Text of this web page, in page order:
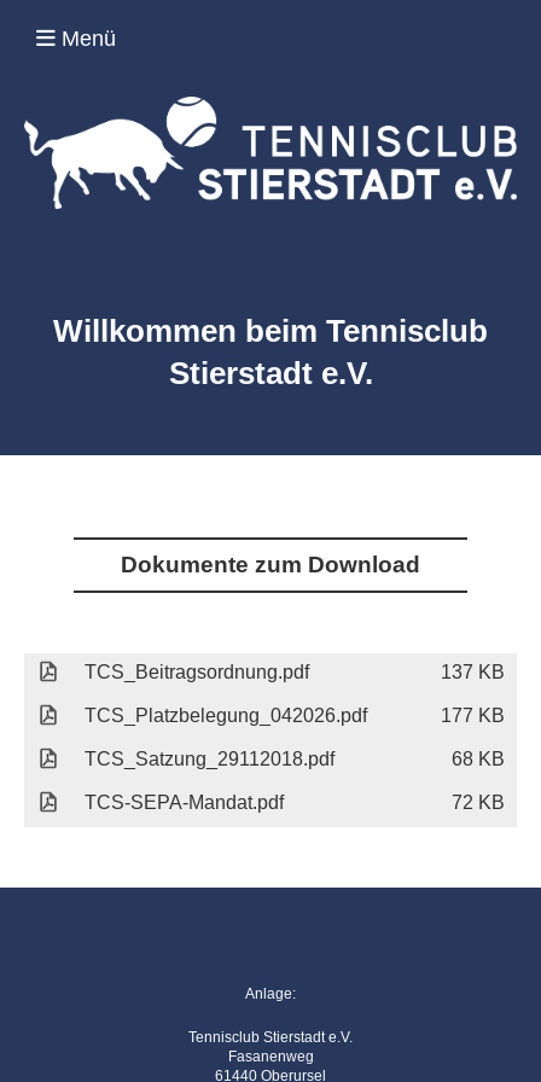
Menü
Willkommen beim Tennisclub
Stierstadt e.V.
Dokumente zum Download
TCS_Beitragsordnung.pdf 137 KB
TCS_Platzbelegung_042026.pdf 177 KB
TCS_Satzung_29112018.pdf 68 KB
TCS-SEPA-Mandat.pdf 72 KB
Anlage:
Tennisclub Stierstadt e.V.
Fasanenweg
61440 Oberursel